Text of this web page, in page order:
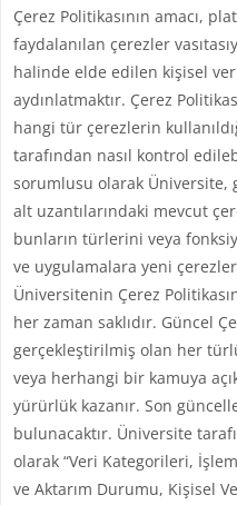
Çerez Politikasının amacı,
faydalanılan çerezler
halinde elde edilen kişisel
aydınlatmaktır. Çerez
hangi tür çerezlerin
tarafından nasıl kontrol
sorumlusu olarak Üniversite,
alt uzantılarındaki mevcut
bunların türlerini veya
ve uygulamalara yeni
Üniversitenin Çerez
her zaman saklıdır. Güncel
gerçekleştirilmiş olan her
veya herhangi bir kamuya
yürürlük kazanır. Son
bulunacaktır. Üniversite
olarak “Veri Kategorileri,
ve Aktarım Durumu, Kişisel